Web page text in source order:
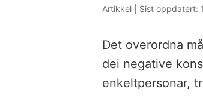
Artikkel | Sist oppdatert:
Det overordna
dei negative
enkeltpersonar,